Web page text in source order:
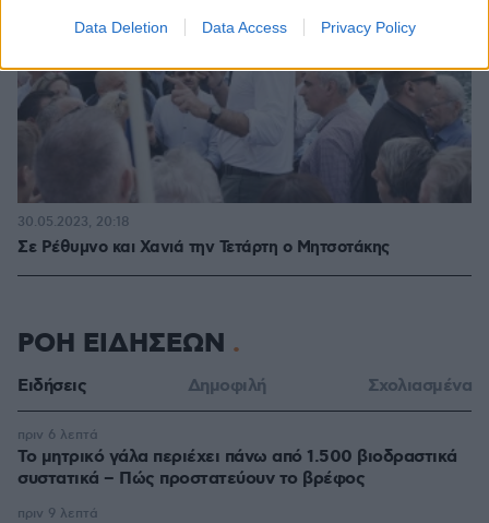
Data Deletion Data Access Privacy Policy
Σε Ρέθυμνο και Χανιά την Τετάρτη ο Μητσοτάκης
30.05.2023, 20:18
ΡΟΗ ΕΙΔΗΣΕΩΝ
Ειδήσεις Δημοφιλή Σχολιασμένα
Το μητρικό γάλα περιέχει πάνω από 1.500 βιοδραστικά
συστατικά – Πώς προστατεύουν το βρέφος
πριν 6 λεπτά
πριν 9 λεπτά